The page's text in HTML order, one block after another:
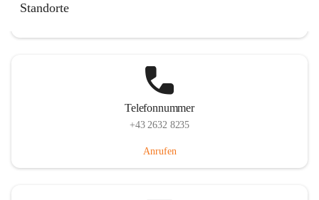
Standorte
Telefonnummer
+43 2632 8235
Anrufen